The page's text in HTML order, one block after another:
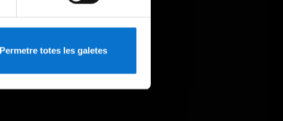
Permetre totes les galetes